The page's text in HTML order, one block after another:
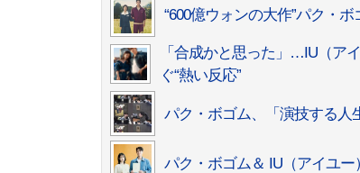
“600億ウォンの大作”パク・
「合成かと思った」…IU（ア
ぐ“熱い反応”
パク・ボゴム、「演技する人
パク・ボゴム＆ IU（アイユ